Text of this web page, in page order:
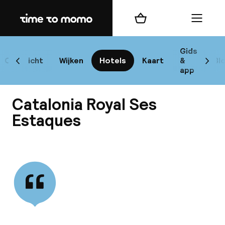
Home
Overzicht Wijken Hotels Kaart
Gids
&
app
Scroll naar links
Winkelmand Menu
Catalonia Royal Ses
Estaques